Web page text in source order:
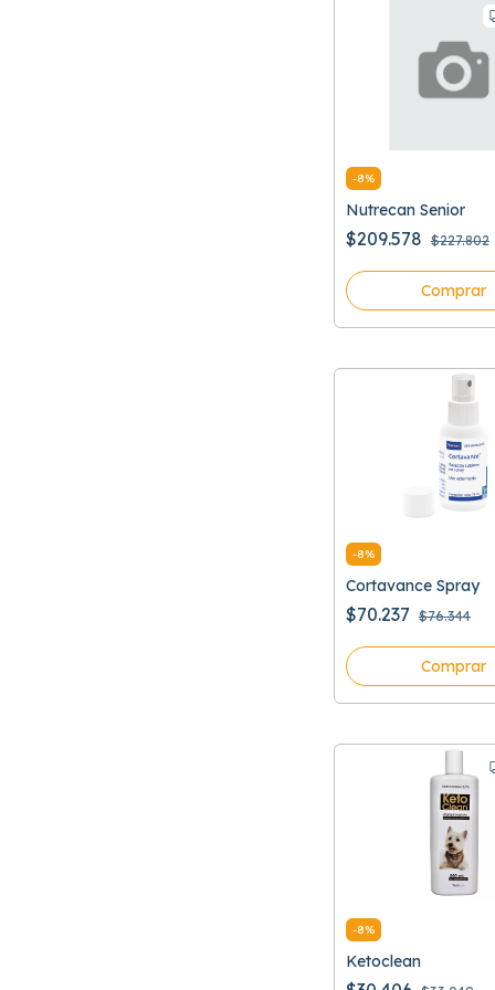
-8%
Nutrecan Senior
$209.578 $227.802
Comprar
-8%
Cortavance Spray
$70.237 $76.344
Comprar
-8%
Ketoclean